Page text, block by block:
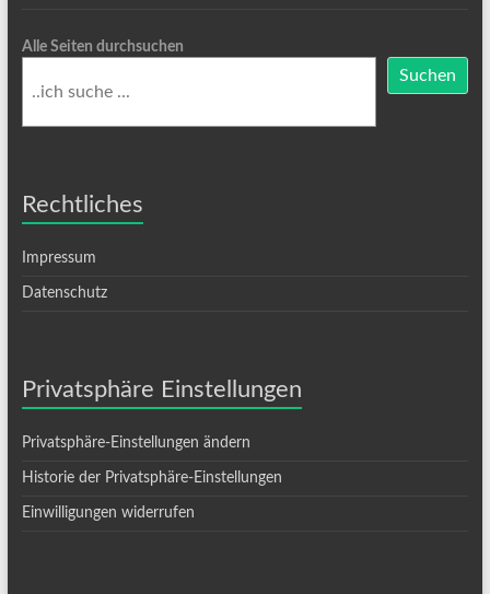
Alle Seiten durchsuchen
Suchen
Rechtliches
Impressum
Datenschutz
Privatsphäre Einstellungen
Privatsphäre-Einstellungen ändern
Historie der Privatsphäre-Einstellungen
Einwilligungen widerrufen